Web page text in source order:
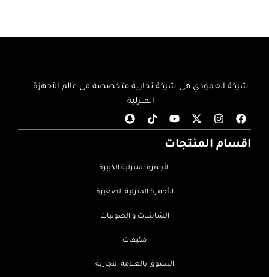
شركة العمودي هي شركة تجارية متخصصة في عالم الأجهزة
المنزلية
اقسام المنتجات
الأجهزة المنزلية الكبيرة
الأجهزة المنزلية الصغيرة
الشاشات و الصوتيات
مكيفات
التسوق بالعلامة التجارية